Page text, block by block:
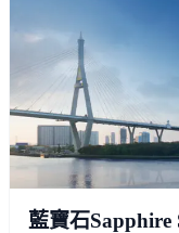
藍寶石Sapphire